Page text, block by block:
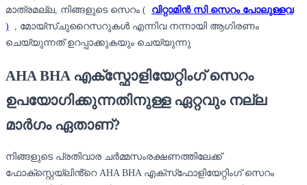
മാത്രമല്ല, നിങ്ങളുടെ സെറം ( വിറ്റാമിൻ സി സെറം പോലുള്ളവ
) , മോയ്‌സ്ചുറൈസറുകൾ എന്നിവ നന്നായി ആഗിരണം
ചെയ്യുന്നത് ഉറപ്പാക്കുകയും ചെയ്യുന്നു
AHA BHA എക്സ്ഫോളിയേറ്റിംഗ് സെറം
ഉപയോഗിക്കുന്നതിനുള്ള ഏറ്റവും നല്ല
മാർഗം ഏതാണ്?
നിങ്ങളുടെ പ്രതിവാര ചർമ്മസംരക്ഷണത്തിലേക്ക്
ഫോക്‌സ്റ്റെയ്‌ലിൻ്റെ AHA BHA എക്‌സ്‌ഫോളിയേറ്റിംഗ് സെറം